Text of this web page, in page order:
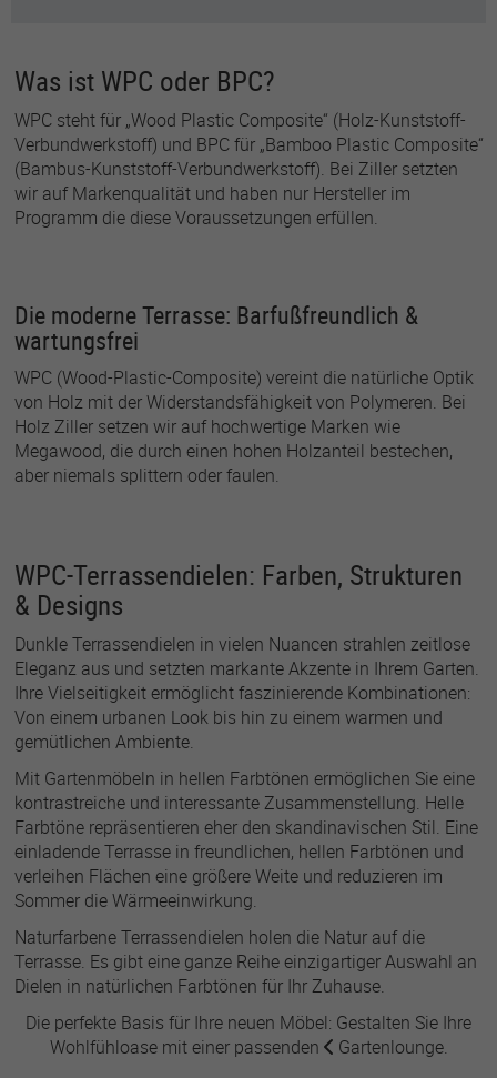
Was ist WPC oder BPC?
WPC steht für „Wood Plastic Composite“ (Holz-Kunststoff-
Verbundwerkstoff) und BPC für „Bamboo Plastic Composite“
(Bambus-Kunststoff-Verbundwerkstoff). Bei Ziller setzten
wir auf Markenqualität und haben nur Hersteller im
Programm die diese Voraussetzungen erfüllen.
Die moderne Terrasse: Barfußfreundlich &
wartungsfrei
WPC (Wood-Plastic-Composite) vereint die natürliche Optik
von Holz mit der Widerstandsfähigkeit von Polymeren. Bei
Holz Ziller setzen wir auf hochwertige Marken wie
Megawood, die durch einen hohen Holzanteil bestechen,
aber niemals splittern oder faulen.
WPC-Terrassendielen: Farben, Strukturen
& Designs
Dunkle Terrassendielen in vielen Nuancen strahlen zeitlose
Eleganz aus und setzten markante Akzente in Ihrem Garten.
Ihre Vielseitigkeit ermöglicht faszinierende Kombinationen:
Von einem urbanen Look bis hin zu einem warmen und
gemütlichen Ambiente.
Mit Gartenmöbeln in hellen Farbtönen ermöglichen Sie eine
kontrastreiche und interessante Zusammenstellung. Helle
Farbtöne repräsentieren eher den skandinavischen Stil. Eine
einladende Terrasse in freundlichen, hellen Farbtönen und
verleihen Flächen eine größere Weite und reduzieren im
Sommer die Wärmeeinwirkung.
Naturfarbene Terrassendielen holen die Natur auf die
Terrasse. Es gibt eine ganze Reihe einzigartiger Auswahl an
Dielen in natürlichen Farbtönen für Ihr Zuhause.
Die perfekte Basis für Ihre neuen Möbel: Gestalten Sie Ihre
Wohlfühloase mit einer passenden
Gartenlounge.